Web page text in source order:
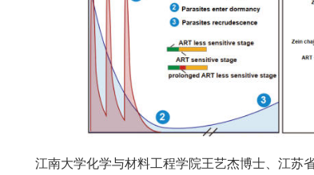
江南大学化学与材料工程学院王艺杰博士、江苏